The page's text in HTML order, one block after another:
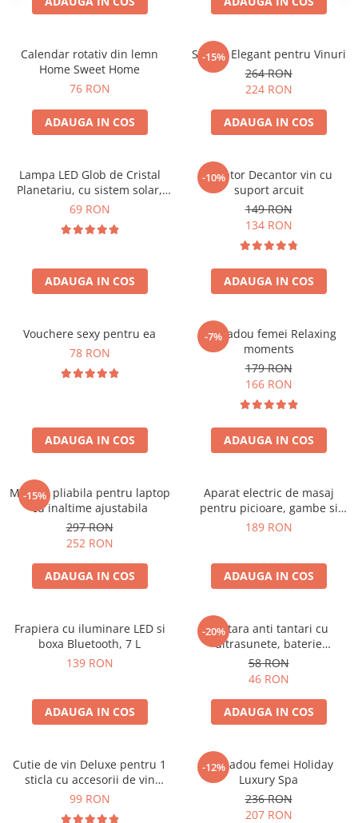
Calendar rotativ din lemn
Home Sweet Home
76 RON
ADAUGA IN COS
-15%
Suport Elegant pentru Vinuri
264 RON
224 RON
ADAUGA IN COS
Lampa LED Glob de Cristal
Planetariu, cu sistem solar,
cadou captivant
69 RON
ADAUGA IN COS
-10%
Aerator Decantor vin cu
suport arcuit
149 RON
134 RON
ADAUGA IN COS
Vouchere sexy pentru ea
78 RON
ADAUGA IN COS
-7%
Set cadou femei Relaxing
moments
179 RON
166 RON
ADAUGA IN COS
-15%
Masuta pliabila pentru laptop
cu inaltime ajustabila
297 RON
252 RON
ADAUGA IN COS
Aparat electric de masaj
pentru picioare, gambe si
brate
189 RON
ADAUGA IN COS
Frapiera cu iluminare LED si
boxa Bluetooth, 7 L
139 RON
ADAUGA IN COS
-20%
Bratara anti tantari cu
ultrasunete, baterie
reincarcabila 90mAh
58 RON
46 RON
ADAUGA IN COS
Cutie de vin Deluxe pentru 1
sticla cu accesorii de vin
incluse piele ecologica de
99 RON
-12%
Set cadou femei Holiday
Luxury Spa
236 RON
207 RON